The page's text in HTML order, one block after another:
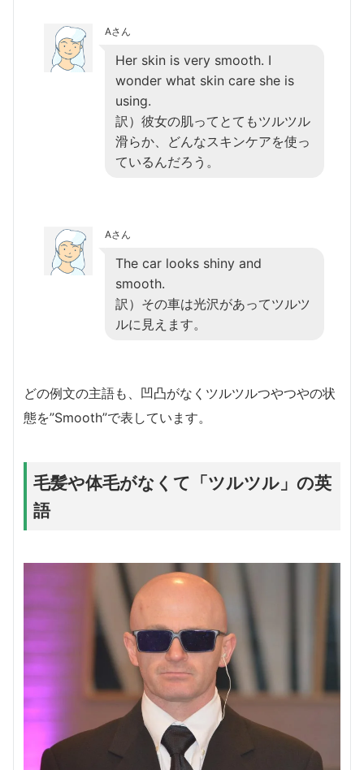
Aさん
Her skin is very smooth. I
wonder what skin care she is
using.
訳）彼女の肌ってとてもツルツル
滑らか、どんなスキンケアを使っ
ているんだろう。
Aさん
The car looks shiny and
smooth.
訳）その車は光沢があってツルツ
ルに見えます。
どの例文の主語も、凹凸がなくツルツルつやつやの状
態を”Smooth”で表しています。
毛髪や体毛がなくて「ツルツル」の英
語